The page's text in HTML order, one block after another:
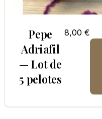
Pepe
Adriafil
— Lot de
5 pelotes
8,00 €